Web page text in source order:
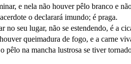
e nela não houver pêlo branco e
o declarará imundo; é praga.
no seu lugar, não se estendendo, é a
queimadura de fogo, e a carne
pêlo na mancha lustrosa se tiver